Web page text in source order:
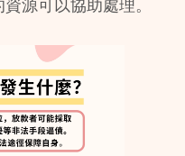
源可以協助處理。